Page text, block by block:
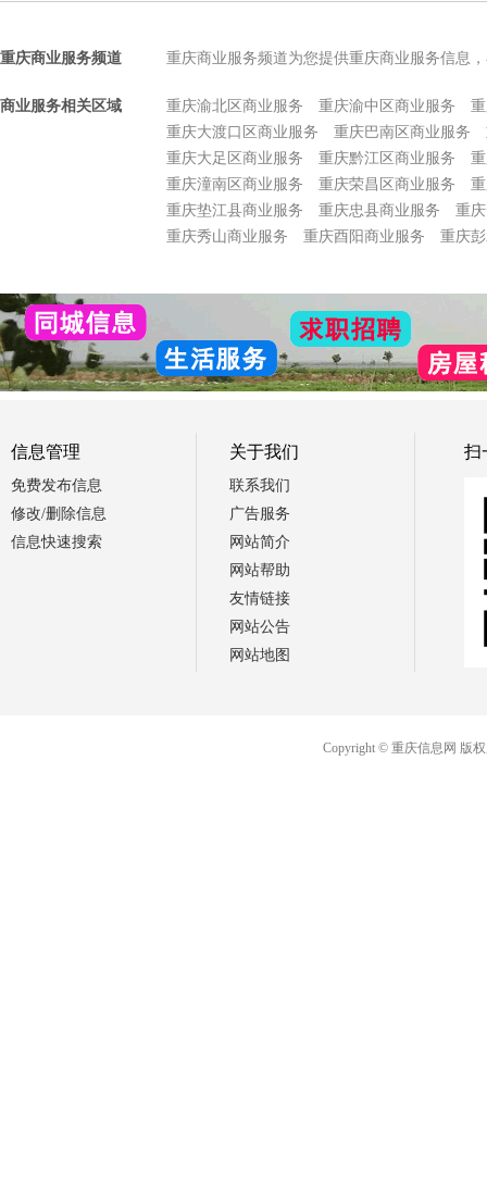
重庆商业服务频道 重庆商业服务频道为您提供重庆商业服务信息
商业服务相关区域 重庆渝北区商业服务 重庆渝中区商业服务
重庆大渡口区商业服务
重庆巴南区商业服务
重庆大足区商业服务
重庆黔江区商业服务
重庆潼南区商业服务
重庆荣昌区商业服务
重庆垫江县商业服务
重庆忠县商业服务
重
重庆秀山商业服务
重庆酉阳商业服务 重庆
信息管理
免费发布信息
修改/删除信息
信息快速搜索
关于我们
联系我们
广告服务
网站简介
网站帮助
友情链接
网站公告
网站地图
扫
Copyright © 重庆信息网 版